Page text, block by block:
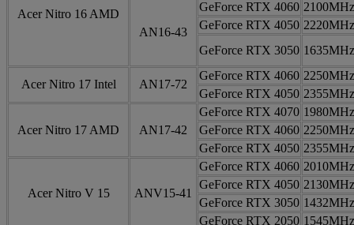
Acer Nitro 16 AMD
AN16-43
GeForce RTX 4060 2100MHz
GeForce RTX 4050 2220MHz
GeForce RTX 3050 1635MHz
Acer Nitro 17 Intel AN17-72
GeForce RTX 4060 2250MHz
GeForce RTX 4050 2355MHz
Acer Nitro 17 AMD AN17-42
GeForce RTX 4070 1980MHz
GeForce RTX 4060 2250MHz
GeForce RTX 4050 2355MHz
Acer Nitro V 15 ANV15-41
GeForce RTX 4060 2010MHz
GeForce RTX 4050 2130MHz
GeForce RTX 3050 1432MHz
GeForce RTX 2050 1545MHz